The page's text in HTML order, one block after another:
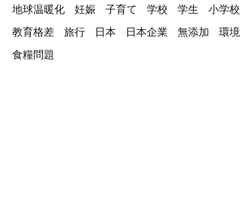
地球温暖化
妊娠 子育て 学校 学生 小学校
教育格差
旅行 日本 日本企業 無添加 環境
食糧問題